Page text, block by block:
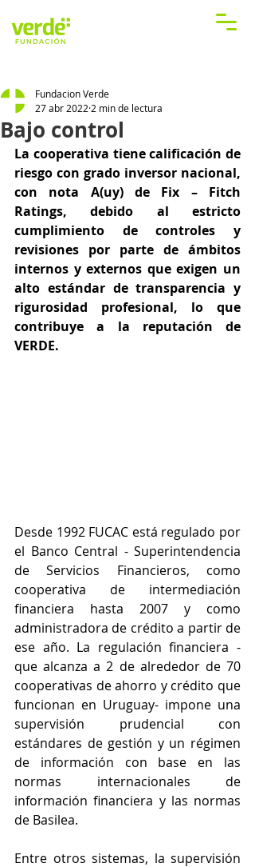
Bajo control
Fundacion Verde
27 abr 2022 2 min de lectura
La cooperativa tiene calificación de
riesgo con grado inversor nacional,
con nota A(uy) de Fix – Fitch
Ratings, debido al estricto
cumplimiento de controles y
revisiones por parte de ámbitos
internos y externos que exigen un
alto estándar de transparencia y
rigurosidad profesional, lo que
contribuye a la reputación de
VERDE.
Desde 1992 FUCAC está regulado por
el Banco Central - Superintendencia
de Servicios Financieros, como
cooperativa de intermediación
financiera hasta 2007 y como
administradora de crédito a partir de
ese año. La regulación financiera -
que alcanza a 2 de alrededor de 70
cooperativas de ahorro y crédito que
funcionan en Uruguay- impone una
supervisión prudencial con
estándares de gestión y un régimen
de información con base en las
normas internacionales de
información financiera y las normas
de Basilea.
Entre otros sistemas, la supervisión